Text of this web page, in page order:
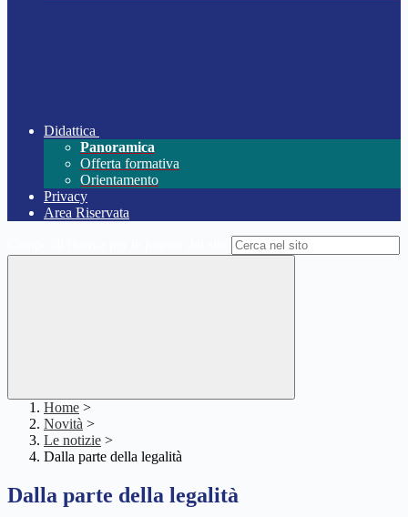
Didattica
Panoramica
Offerta formativa
Orientamento
Privacy
Area Riservata
Home >
Novità >
Le notizie >
Dalla parte della legalità
Dalla parte della legalità